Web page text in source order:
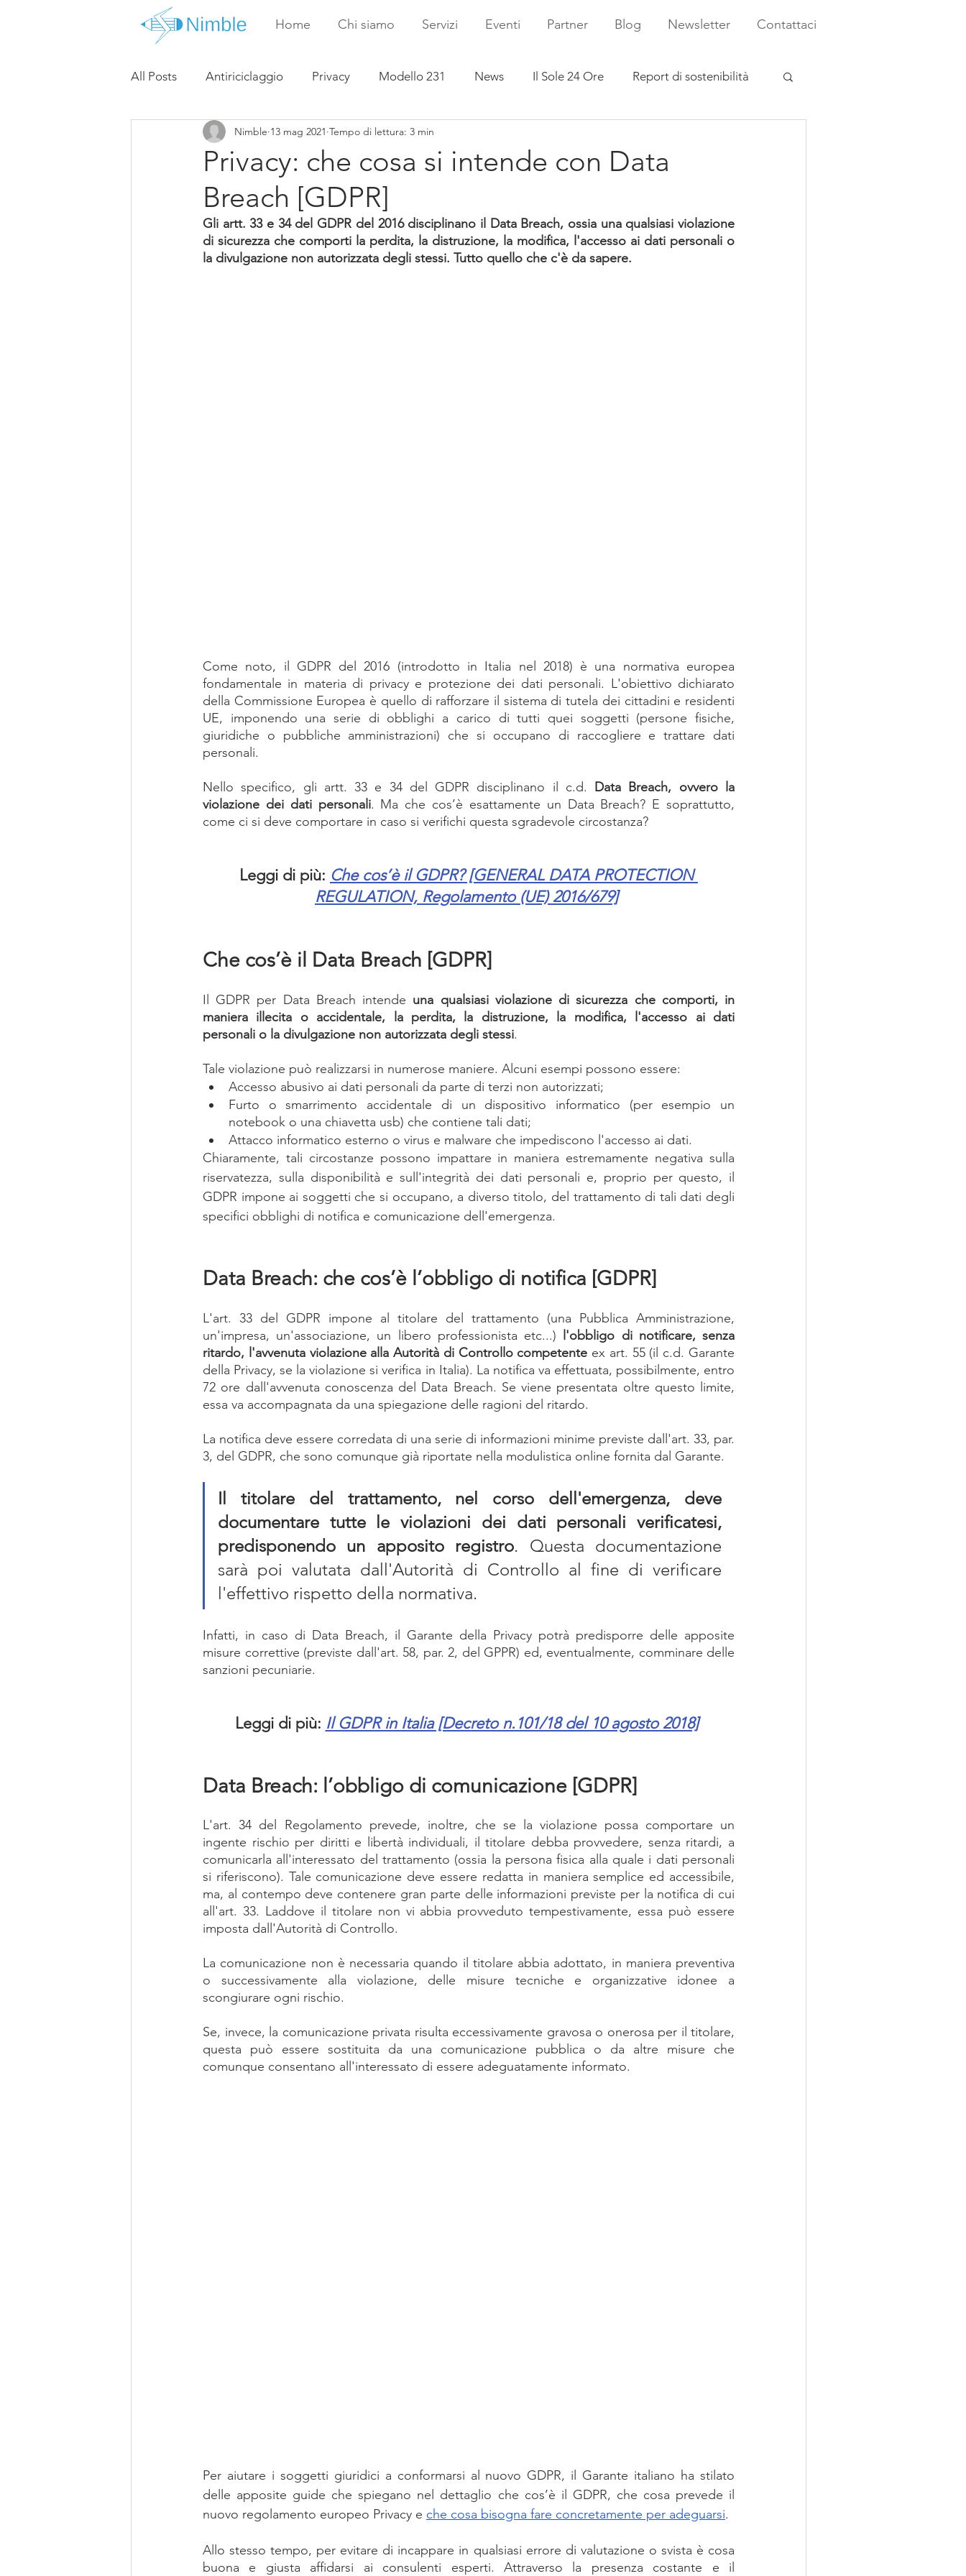
Home Chi siamo Servizi Eventi Partner Blog Newsletter Contattaci
All Posts Antiriciclaggio Privacy Modello 231 News Il Sole 24 Ore Report di sostenibilità
Privacy: che cosa si intende con Data
Breach [GDPR]
Nimble 13 mag 2021 Tempo di lettura: 3 min
Gli artt. 33 e 34 del GDPR del 2016 disciplinano il Data Breach, ossia una qualsiasi violazione
di sicurezza che comporti la perdita, la distruzione, la modifica, l'accesso ai dati personali o
la divulgazione non autorizzata degli stessi. Tutto quello che c'è da sapere.
Come noto, il GDPR del 2016 (introdotto in Italia nel 2018) è una normativa europea
fondamentale in materia di privacy e protezione dei dati personali. L'obiettivo dichiarato
della Commissione Europea è quello di rafforzare il sistema di tutela dei cittadini e residenti
UE, imponendo una serie di obblighi a carico di tutti quei soggetti (persone fisiche,
giuridiche o pubbliche amministrazioni) che si occupano di raccogliere e trattare dati
personali.
Nello specifico, gli artt. 33 e 34 del GDPR disciplinano il c.d. Data Breach, ovvero la
violazione dei dati personali. Ma che cos’è esattamente un Data Breach? E soprattutto,
come ci si deve comportare in caso si verifichi questa sgradevole circostanza?
Leggi di più: Che cos’è il GDPR? [GENERAL DATA PROTECTION
REGULATION, Regolamento (UE) 2016/679]
Che cos’è il Data Breach [GDPR]
Il GDPR per Data Breach intende una qualsiasi violazione di sicurezza che comporti, in
maniera illecita o accidentale, la perdita, la distruzione, la modifica, l'accesso ai dati
personali o la divulgazione non autorizzata degli stessi.
Tale violazione può realizzarsi in numerose maniere. Alcuni esempi possono essere:
Accesso abusivo ai dati personali da parte di terzi non autorizzati;
Furto o smarrimento accidentale di un dispositivo informatico (per esempio un
notebook o una chiavetta usb) che contiene tali dati;
Attacco informatico esterno o virus e malware che impediscono l'accesso ai dati.
Chiaramente, tali circostanze possono impattare in maniera estremamente negativa sulla
riservatezza, sulla disponibilità e sull'integrità dei dati personali e, proprio per questo, il
GDPR impone ai soggetti che si occupano, a diverso titolo, del trattamento di tali dati degli
specifici obblighi di notifica e comunicazione dell'emergenza.
Data Breach: che cos’è l’obbligo di notifica [GDPR]
L'art. 33 del GDPR impone al titolare del trattamento (una Pubblica Amministrazione,
un'impresa, un'associazione, un libero professionista etc...)
l'obbligo di notificare, senza
ritardo, l'avvenuta violazione alla Autorità di Controllo competente ex art. 55 (il c.d. Garante
della Privacy, se la violazione si verifica in Italia). La notifica va effettuata, possibilmente, entro
72 ore dall'avvenuta conoscenza del Data Breach. Se viene presentata oltre questo limite,
essa va accompagnata da una spiegazione delle ragioni del ritardo.
La notifica deve essere corredata di una serie di informazioni minime previste dall'art. 33, par.
3, del GDPR, che sono comunque già riportate nella modulistica online fornita dal Garante.
Il titolare del trattamento, nel corso dell'emergenza, deve
documentare tutte le violazioni dei dati personali verificatesi,
predisponendo un apposito registro. Questa documentazione
sarà poi valutata dall'Autorità di Controllo al fine di verificare
l'effettivo rispetto della normativa.
Infatti, in caso di Data Breach, il Garante della Privacy potrà predisporre delle apposite
misure correttive (previste dall'art. 58, par. 2, del GPPR) ed, eventualmente, comminare delle
sanzioni pecuniarie.
Leggi di più: Il GDPR in Italia [Decreto n.101/18 del 10 agosto 2018]
Data Breach: l’obbligo di comunicazione [GDPR]
L'art. 34 del Regolamento prevede, inoltre, che se la violazione possa comportare un
ingente rischio per diritti e libertà individuali, il titolare debba provvedere, senza ritardi, a
comunicarla all'interessato del trattamento (ossia la persona fisica alla quale i dati personali
si riferiscono). Tale comunicazione deve essere redatta in maniera semplice ed accessibile,
ma, al contempo deve contenere gran parte delle informazioni previste per la notifica di cui
all'art. 33. Laddove il titolare non vi abbia provveduto tempestivamente, essa può essere
imposta dall'Autorità di Controllo.
La comunicazione non è necessaria quando il titolare abbia adottato, in maniera preventiva
o successivamente alla violazione, delle misure tecniche e organizzative idonee a
scongiurare ogni rischio.
Se, invece, la comunicazione privata risulta eccessivamente gravosa o onerosa per il titolare,
questa può essere sostituita da una comunicazione pubblica o da altre misure che
comunque consentano all'interessato di essere adeguatamente informato.
Per aiutare i soggetti giuridici a conformarsi al nuovo GDPR, il Garante italiano ha stilato
delle apposite guide che spiegano nel dettaglio che cos’è il GDPR, che cosa prevede il
nuovo regolamento europeo Privacy e che cosa bisogna fare concretamente per adeguarsi.
Allo stesso tempo, per evitare di incappare in qualsiasi errore di valutazione o svista è cosa
buona e giusta affidarsi ai consulenti esperti. Attraverso la presenza costante e il